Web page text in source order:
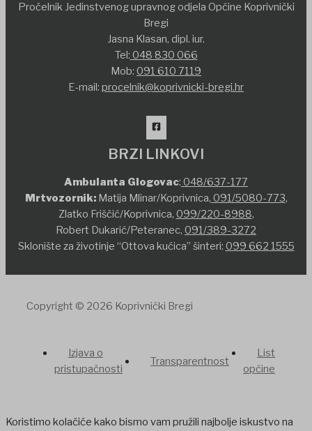
Pročelnik Jedinstvenog upravnog odjela Općine Koprivnički
Bregi
Jasna Klasan, dipl. iur.
Tel: 048 830 066
Mob: 091 610 7119
E-mail: procelnik@koprivnicki-bregi.hr
BRZI LINKOVI
Ambulanta Glogovac: 048/637-177
Mrtvozornik:Matija Mlinar/Koprivnica, 091/5080-773,
Zlatko Friščić/Koprivnica, 099/220-8988,
Robert Dukarić/Peteranec, 091/389-3272
Sklonište za životinje “Ottova kućica” šinteri: 099 662 1555
Copyright © 2026 Koprivnički Bregi
Izjava o
pristupačnosti
Transparentnost
List
općine
Koristimo kolačiće kako bismo vam pružili najbolje iskustvo na